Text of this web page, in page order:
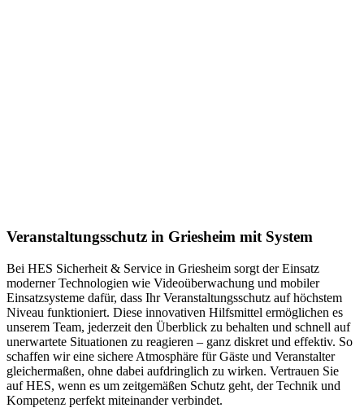
Veranstaltungsschutz in Griesheim mit System
Bei HES Sicherheit & Service in Griesheim sorgt der Einsatz
moderner Technologien wie Videoüberwachung und mobiler
Einsatzsysteme dafür, dass Ihr Veranstaltungsschutz auf höchstem
Niveau funktioniert. Diese innovativen Hilfsmittel ermöglichen es
unserem Team, jederzeit den Überblick zu behalten und schnell auf
unerwartete Situationen zu reagieren – ganz diskret und effektiv. So
schaffen wir eine sichere Atmosphäre für Gäste und Veranstalter
gleichermaßen, ohne dabei aufdringlich zu wirken. Vertrauen Sie
auf HES, wenn es um zeitgemäßen Schutz geht, der Technik und
Kompetenz perfekt miteinander verbindet.